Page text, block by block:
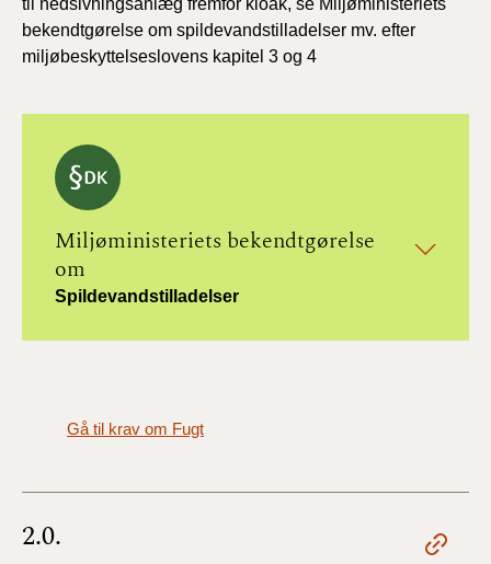
til nedsivningsanlæg fremfor kloak, se Miljøministeriets
bekendtgørelse om spildevandstilladelser mv. efter
miljøbeskyttelseslovens kapitel 3 og 4
Miljøministeriets bekendtgørelse
om
Spildevandstilladelser
Gå til krav om Fugt
2.0.